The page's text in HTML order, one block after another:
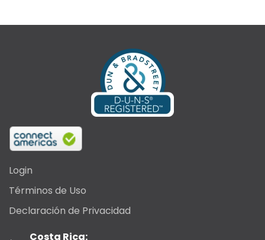
Login
Términos de Uso
Declaración de Privacidad
Costa Rica: